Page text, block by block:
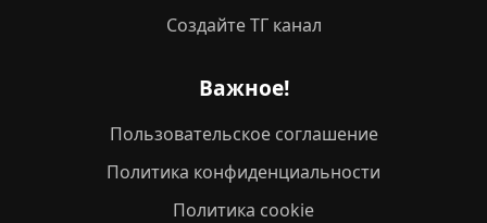
Создайте ТГ канал
Важное!
Пользовательское соглашение
Политика конфиденциальности
Политика cookie